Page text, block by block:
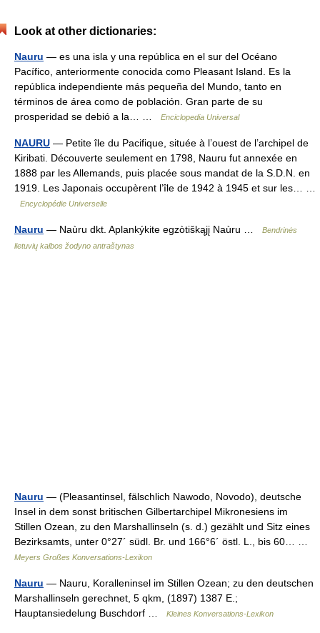
Look at other dictionaries:
Nauru — es una isla y una república en el sur del Océano
Pacífico, anteriormente conocida como Pleasant Island. Es la
república independiente más pequeña del Mundo, tanto en
términos de área como de población. Gran parte de su
prosperidad se debió a la… …
Enciclopedia Universal
NAURU — Petite île du Pacifique, située à l’ouest de l’archipel de
Kiribati. Découverte seulement en 1798, Nauru fut annexée en
1888 par les Allemands, puis placée sous mandat de la S.D.N. en
1919. Les Japonais occupèrent l’île de 1942 à 1945 et sur les… …
Encyclopédie Universelle
Nauru — Naùru dkt. Aplankýkite egzòtiškąjį Naùru …
Bendrinės
lietuvių kalbos žodyno antraštynas
Nauru — (Pleasantinsel, fälschlich Nawodo, Novodo), deutsche
Insel in dem sonst britischen Gilbertarchipel Mikronesiens im
Stillen Ozean, zu den Marshallinseln (s. d.) gezählt und Sitz eines
Bezirksamts, unter 0°27´ südl. Br. und 166°6´ östl. L., bis 60… …
Meyers Großes Konversations-Lexikon
Nauru — Nauru, Koralleninsel im Stillen Ozean; zu den deutschen
Marshallinseln gerechnet, 5 qkm, (1897) 1387 E.;
Hauptansiedelung Buschdorf …
Kleines Konversations-Lexikon